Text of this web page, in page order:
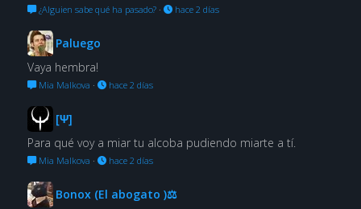
¿Alguien sabe qué ha pasado?· hace 2 días
Paluego
Vaya hembra!
Mia Malkova · hace 2 días
[Ψ]
Para qué voy a miar tu alcoba pudiendo miarte a tí.
Mia Malkova · hace 2 días
Bonox (El abogato )⚖